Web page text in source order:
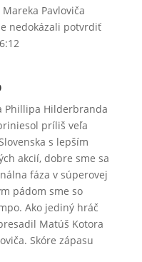
Pavloviča
nedokázali potvrdiť
Phillipa Hilderbranda
príliš veľa
s lepším
akcií, dobre sme sa
fáza v súperovej
pádom sme so
Ako jediný hráč
Matúš Kotora
Skóre zápasu